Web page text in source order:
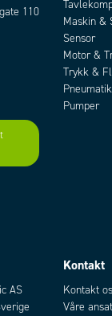
PVC
PO-02
row
110
Maskin &
Sensor
Motor &
Trykk &
Pumper
AS
Kontakt
Kontakt
Våre